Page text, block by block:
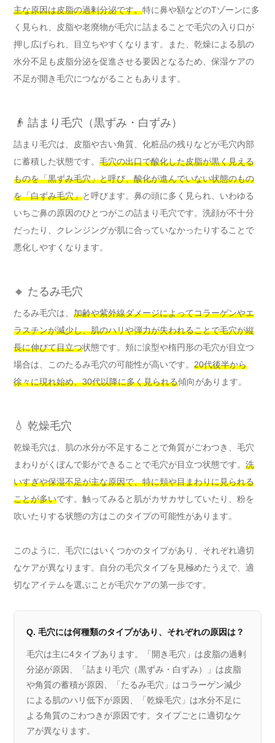
主な原因は皮脂の過剰分泌です。特に鼻や額などのTゾーンに多
く見られ、皮脂や老廃物が毛穴に詰まることで毛穴の入り口が
押し広げられ、目立ちやすくなります。また、乾燥による肌の
水分不足も皮脂分泌を促進させる要因となるため、保湿ケアの
不足が開き毛穴につながることもあります。
👴 詰まり毛穴（黒ずみ・白ずみ）
詰まり毛穴は、皮脂や古い角質、化粧品の残りなどが毛穴内部
に蓄積した状態です。 毛穴の出口で酸化した皮脂が黒く見える
ものを「黒ずみ毛穴」と呼び、酸化が進んでいない状態のもの
を「白ずみ毛穴」と呼びます。鼻の頭に多く見られ、いわゆる
いちご鼻の原因のひとつがこの詰まり毛穴です。洗顔が不十分
だったり、クレンジングが肌に合っていなかったりすることで
悪化しやすくなります。
🔸 たるみ毛穴
たるみ毛穴は、 加齢や紫外線ダメージによってコラーゲンやエ
ラスチンが減少し、肌のハリや弾力が失われることで毛穴が縦
長に伸びて目立つ状態です。頬に涙型や楕円形の毛穴が目立つ
場合は、このたるみ毛穴の可能性が高いです。 20代後半から
徐々に現れ始め、30代以降に多く見られる傾向があります。
💧 乾燥毛穴
乾燥毛穴は、肌の水分が不足することで角質がごわつき、毛穴
まわりがくぼんで影ができることで毛穴が目立つ状態です。 洗
いすぎや保湿不足が主な原因で、特に頬や目まわりに見られる
ことが多いです。触ってみると肌がカサカサしていたり、粉を
吹いたりする状態の方はこのタイプの可能性があります。
このように、毛穴にはいくつかのタイプがあり、それぞれ適切
なケアが異なります。自分の毛穴タイプを見極めたうえで、適
切なアイテムを選ぶことが毛穴ケアの第一歩です。
Q. 毛穴には何種類のタイプがあり、それぞれの原因は？
毛穴は主に4タイプあります。「開き毛穴」は皮脂の過剰
分泌が原因、「詰まり毛穴（黒ずみ・白ずみ）」は皮脂
や角質の蓄積が原因、「たるみ毛穴」はコラーゲン減少
による肌のハリ低下が原因、「乾燥毛穴」は水分不足に
よる角質のごわつきが原因です。タイプごとに適切なケ
アが異なります。